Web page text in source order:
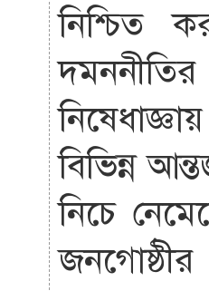
নিশ্চিত
বিভিন্ন
নিচে